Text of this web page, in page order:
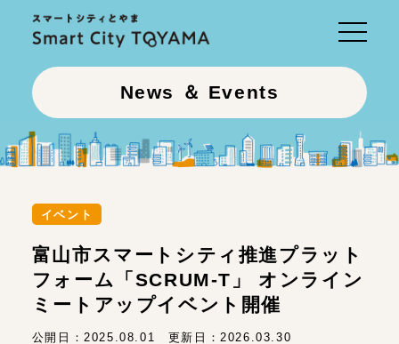
News ＆ Events
富山市スマートシティ推進プラット
フォーム「SCRUM-T」 オンライン
ミートアップイベント開催
イベント
公開日： 2025.08.01 更新日： 2026.03.30